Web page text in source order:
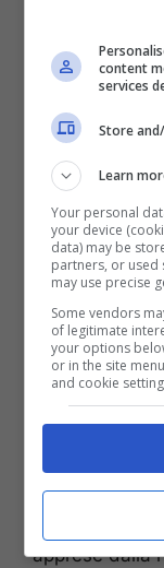
Si
di
Auto
Finisce
muore
Un mortoed
del
pomeriggio,
residente a
La ragazza,
apprese dalla
content
services
Store
Learn
Your personal
your device
data) may be
partners, or used
may use precise
Some vendors
of legitimate
your options
or in the site
and cookie